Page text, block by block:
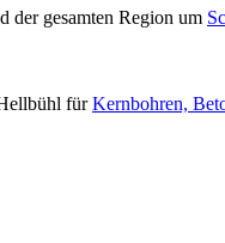
der gesamten Region um
fürKernbohren,